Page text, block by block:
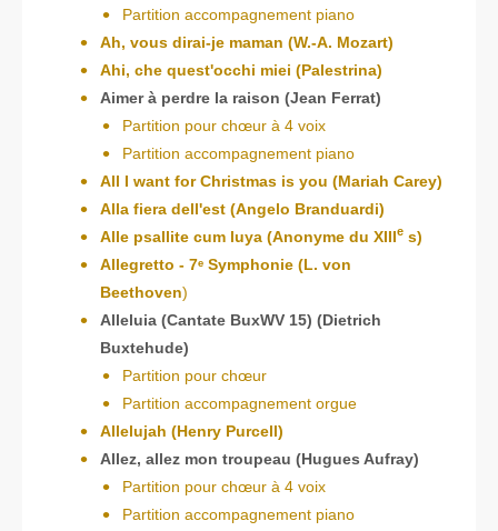
Partition accompagnement piano
Ah, vous dirai-je maman (W.-A. Mozart)
Ahi, che quest'occhi miei (Palestrina)
Aimer à perdre la raison (Jean Ferrat)
Partition pour chœur à 4 voix
Partition accompagnement piano
All I want for Christmas is you (Mariah Carey)
Alla fiera dell'est (Angelo Branduardi)
Alle psallite cum luya (Anonyme du XIIIe s)
Allegretto - 7ᵉ Symphonie (L. von
Beethoven)
Alleluia (Cantate BuxWV 15) (Dietrich
Buxtehude)
Partition pour chœur
Partition accompagnement orgue
Allelujah (Henry Purcell)
Allez, allez mon troupeau (Hugues Aufray)
Partition pour chœur à 4 voix
Partition accompagnement piano